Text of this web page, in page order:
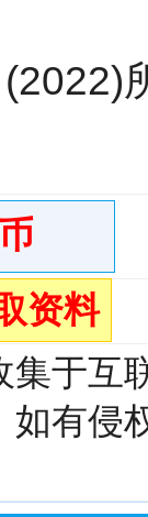
资料
集于互
如有侵